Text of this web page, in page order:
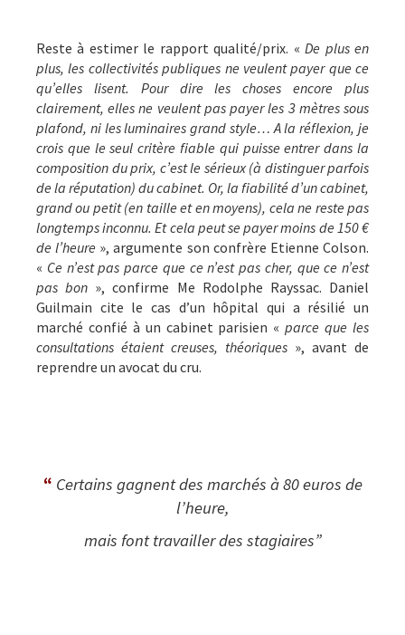
Reste à estimer le rapport qualité/prix. «De plus en
plus, les collectivités publiques ne veulent payer que ce
qu’elles lisent. Pour dire les choses encore plus
clairement, elles ne veulent pas payer les 3 mètres sous
plafond, ni les luminaires grand style… A la réflexion, je
crois que le seul critère fiable qui puisse entrer dans la
composition du prix, c’est le sérieux (à distinguer parfois
de la réputation) du cabinet. Or, la fiabilité d’un cabinet,
grand ou petit (en taille et en moyens), cela ne reste pas
longtemps inconnu. Et cela peut se payer moins de 150 €
de l’heure », argumente son confrère Etienne Colson.
« Ce n’est pas parce que ce n’est pas cher, que ce n’est
pas bon », confirme Me Rodolphe Rayssac. Daniel
Guilmain cite le cas d’un hôpital qui a résilié un
marché confié à un cabinet parisien «parce que les
consultations étaient creuses, théoriques », avant de
reprendre un avocat du cru.
“ Certains gagnent des marchés à 80 euros de
l’heure,
mais font travailler des stagiaires”